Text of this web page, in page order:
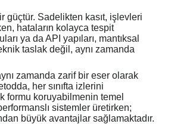
güçtür. Sadelikten kasıt, işlevleri
hataların kolayca tespit
ya da API yapıları, mantıksal
taslak değil, aynı zamanda
zamanda zarif bir eser olarak
her sınıfta izlerini
formu koruyabilmenin temel
sistemler üretirken;
büyük avantajlar sağlamaktadır.